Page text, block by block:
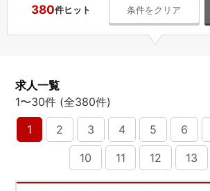
380件ヒット 条件をクリア
求人一覧
1〜30件 (全380件)
1
2 3 4 5 6
10 11 12 13